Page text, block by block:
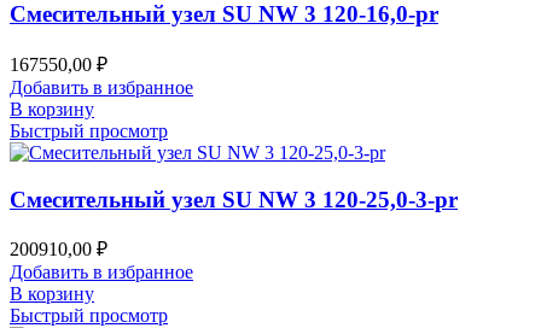
Смесительный узел SU NW 3 120-16,0-pr
167550,00 ₽
Добавить в избранное
В корзину
Быстрый просмотр
Смесительный узел SU NW 3 120-25,0-3-pr
200910,00 ₽
Добавить в избранное
В корзину
Быстрый просмотр